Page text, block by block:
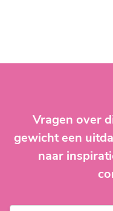
Vragen over
gewicht een
naar